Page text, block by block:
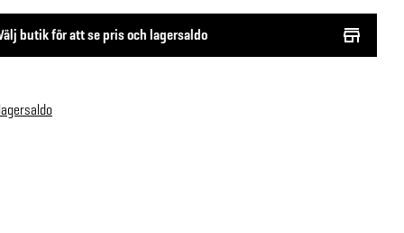
butik för att se pris och lagersaldo